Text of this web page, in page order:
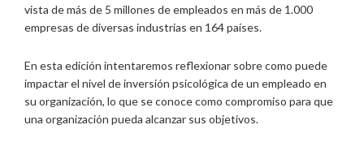
vista de más de 5 millones de empleados en más de 1.000
empresas de diversas industrias en 164 países.
En esta edición intentaremos reflexionar sobre como puede
impactar el nivel de inversión psicológica de un empleado en
su organización, lo que se conoce como compromiso para que
una organización pueda alcanzar sus objetivos.